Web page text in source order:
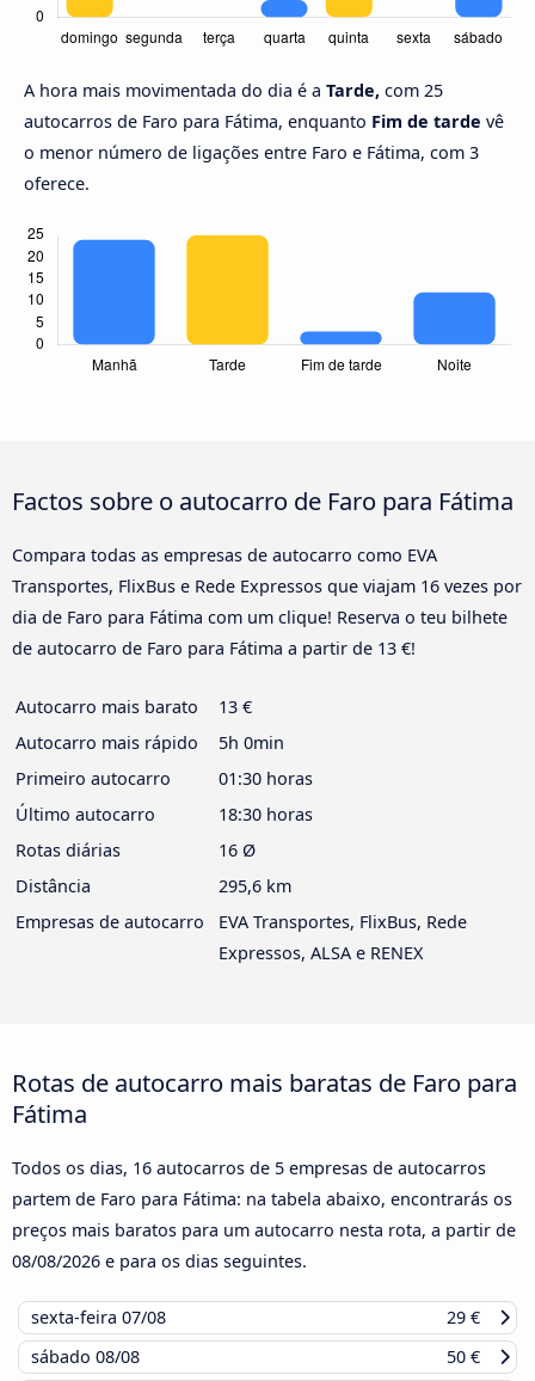
A hora mais movimentada do dia é a Tarde, com 25
autocarros de Faro para Fátima, enquanto Fim de tarde vê
o menor número de ligações entre Faro e Fátima, com 3
oferece.
Factos sobre o autocarro de Faro para Fátima
Compara todas as empresas de autocarro como EVA
Transportes, FlixBus e Rede Expressos que viajam 16 vezes por
dia de Faro para Fátima com um clique! Reserva o teu bilhete
de autocarro de Faro para Fátima a partir de 13 €!
Autocarro mais barato
13 €
Autocarro mais rápido
5h 0min
Primeiro autocarro
01:30 horas
Último autocarro
18:30 horas
Rotas diárias
16 Ø
Distância
295,6 km
Empresas de autocarro
EVA Transportes, FlixBus, Rede
Expressos, ALSA e RENEX
Rotas de autocarro mais baratas de Faro para
Fátima
Todos os dias, 16 autocarros de 5 empresas de autocarros
partem de Faro para Fátima: na tabela abaixo, encontrarás os
preços mais baratos para um autocarro nesta rota, a partir de
08/08/2026 e para os dias seguintes.
sexta-feira 07/08
29 €
sábado 08/08
50 €